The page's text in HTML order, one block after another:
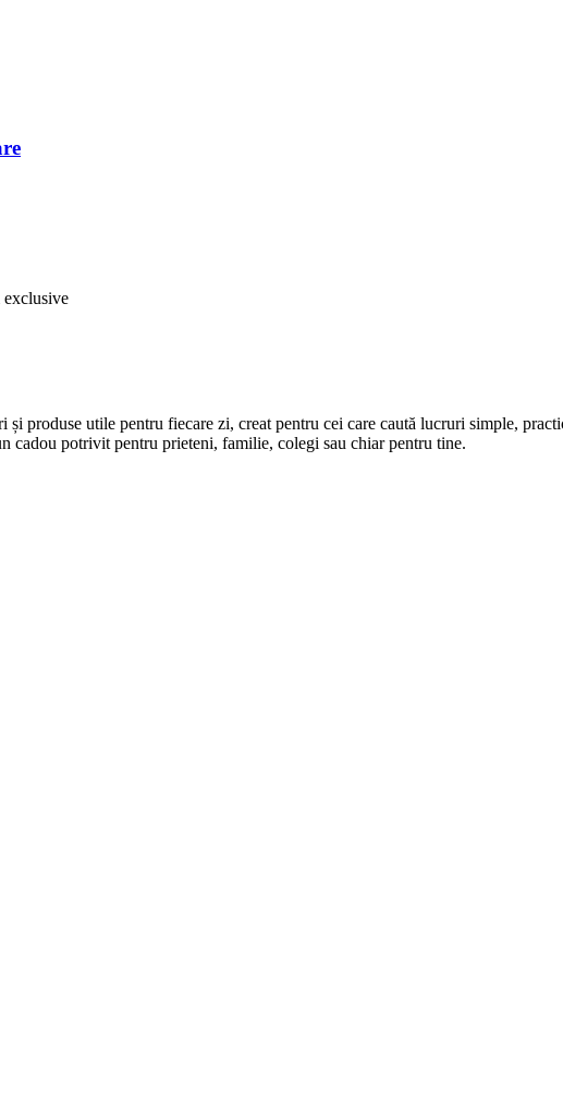
exclusive
produse utile pentru fiecare zi, creat pentru cei care caută lucruri simple,
cadou potrivit pentru prieteni, familie, colegi sau chiar pentru tine.